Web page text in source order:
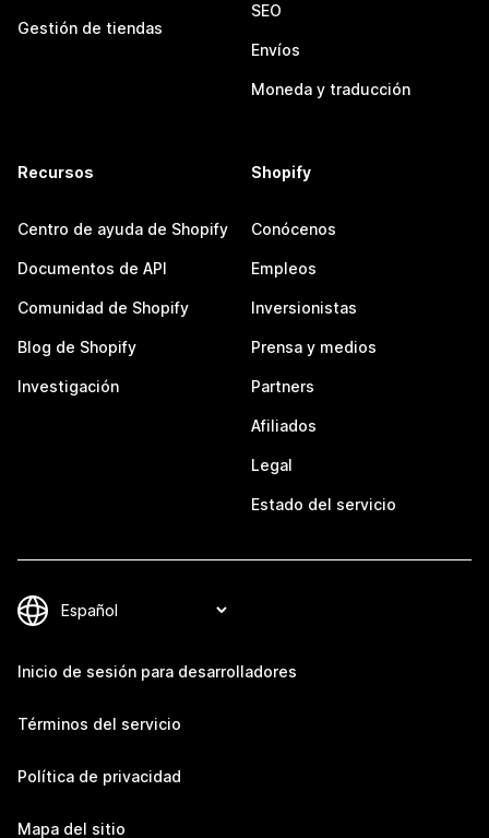
Gestión de tiendas
SEO
Envíos
Moneda y traducción
Recursos
Centro de ayuda de Shopify
Documentos de API
Comunidad de Shopify
Blog de Shopify
Investigación
Shopify
Conócenos
Empleos
Inversionistas
Prensa y medios
Partners
Afiliados
Legal
Estado del servicio
Inicio de sesión para desarrolladores
Términos del servicio
Política de privacidad
Mapa del sitio